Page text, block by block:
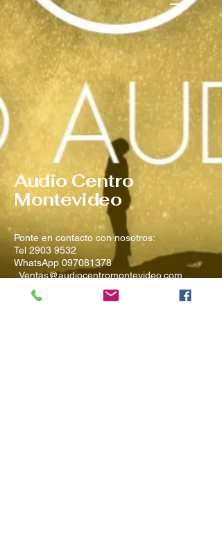
Audio Centro
Montevideo
Ponte en contacto con nosotros:
Tel 2903 9532
WhatsApp 097081378
Ventas@audiocentromontevideo.com
Audiocentromontevideo.com